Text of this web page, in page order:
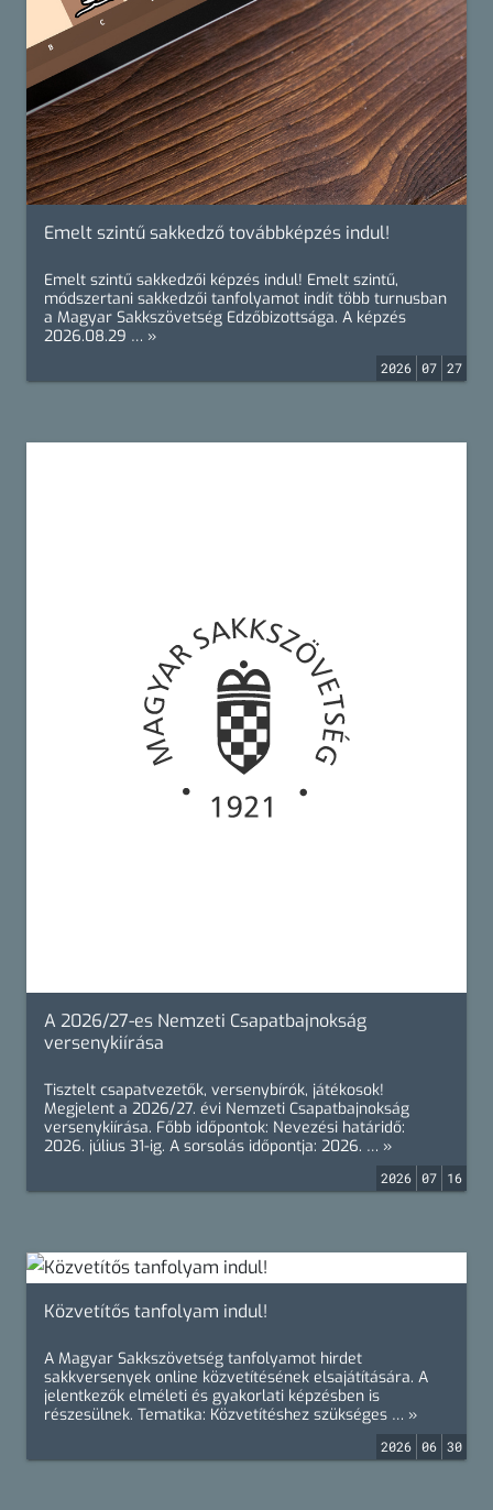
Emelt szintű sakkedző továbbképzés indul!
Emelt szintű sakkedzői képzés indul! Emelt szintű,
módszertani sakkedzői tanfolyamot indít több turnusban
a Magyar Sakkszövetség Edzőbizottsága. A képzés
2026.08.29 … »
2026 07 27
A 2026/27-es Nemzeti Csapatbajnokság
versenykiírása
Tisztelt csapatvezetők, versenybírók, játékosok!
Megjelent a 2026/27. évi Nemzeti Csapatbajnokság
versenykiírása. Főbb időpontok: Nevezési határidő:
2026. július 31-ig. A sorsolás időpontja: 2026. … »
2026 07 16
Közvetítős tanfolyam indul!
A Magyar Sakkszövetség tanfolyamot hirdet
sakkversenyek online közvetítésének elsajátítására. A
jelentkezők elméleti és gyakorlati képzésben is
részesülnek. Tematika: Közvetítéshez szükséges … »
2026 06 30